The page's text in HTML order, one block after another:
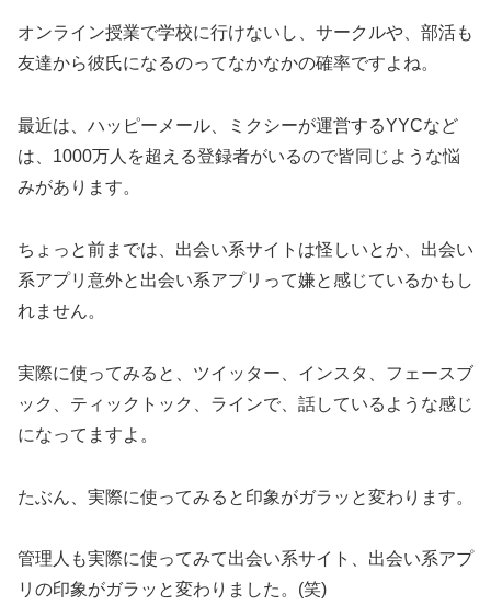
オンライン授業で学校に行けないし、サークルや、部活も
友達から彼氏になるのってなかなかの確率ですよね。
最近は、ハッピーメール、ミクシーが運営するYYCなど
は、1000万人を超える登録者がいるので皆同じような悩
みがあります。
ちょっと前までは、出会い系サイトは怪しいとか、出会い
系アプリ意外と出会い系アプリって嫌と感じているかもし
れません。
実際に使ってみると、ツイッター、インスタ、フェースブ
ック、ティックトック、ラインで、話しているような感じ
になってますよ。
たぶん、実際に使ってみると印象がガラッと変わります。
管理人も実際に使ってみて出会い系サイト、出会い系アプ
リの印象がガラッと変わりました。(笑)